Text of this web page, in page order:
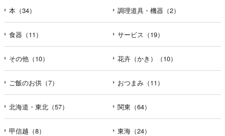
本（34） 調理道具・機器（2）
食器（11） サービス（19）
その他（10） 花卉（かき）（10）
ご飯のお供（7） おつまみ（11）
北海道・東北（57） 関東（64）
甲信越（8） 東海（24）